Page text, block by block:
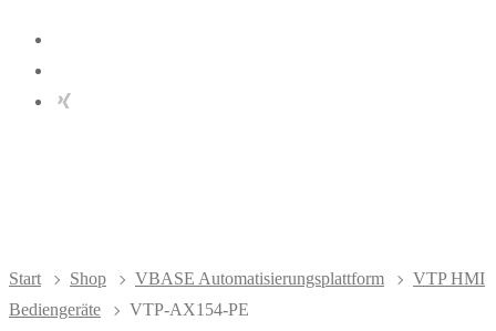
Start Shop VBASE Automatisierungsplattform
VTP HMI
Bediengeräte
VTP-AX154-PE